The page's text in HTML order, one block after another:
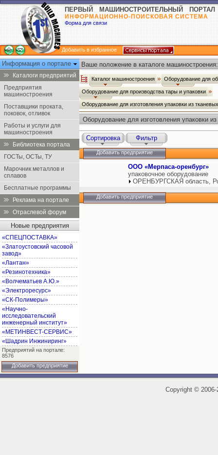
ПЕРВЫЙ МАШИНОСТРОИТЕЛЬНЫЙ ПОРТАЛ
ИНФОРМАЦИОННО-ПОИСКОВАЯ СИСТЕМА
Форма для связи
Добавить в избранное
Информация о портале
Каталоги предприятий
Предприятия
машиностроения
Поставщики проката,
поковок, отливок
Работы и услуги для
машиностроения
Библиотека портала
ГОСТы, ОСТы, ТУ
Марочник металлов и
сплавов
Бесплатные программы
Реклама на портале
Отраслевой форум
Новые предприятия
«СПЕЦПОСТАВКА»
«Златоустовский часовой
завод»
«Лантан»
«Резинотехника»
«Волчематьев А.Ю.»
«Электроресурс»
«СК-Полимеры»
«Научно-
исследовательский
инженерный институт»
«МЕТИНВЕСТ-СЕРВИС»
«Шадрин Инжиниринг»
Предприятий на портале:
8576
Добавить предприятие
Ваше положение в каталоге машиностроения:
Каталог машиностроения Оборудование для
Оборудование для производства тары и упаковки
Оборудование для изготовления упаковки из
Оборудование для изготовления упаковки
Сортировка Фильтр
Добавить предприятие
ООО «Мерпаса-оренбург»
упаковочное оборудование
ОРЕНБУРГСКАЯ область,
Добавить предприятие
Copyright ©